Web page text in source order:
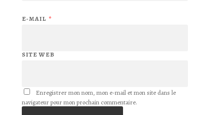
E-MAIL *
SITE WEB
Enregistrer mon nom, mon e-mail et mon site dans le
navigateur pour mon prochain commentaire.